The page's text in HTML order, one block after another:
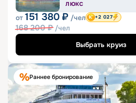
ЛЮКС
от 151 380 ₽ /чел
168 200₽ /чел
+2 027
Выбрать круиз
Раннее бронирование